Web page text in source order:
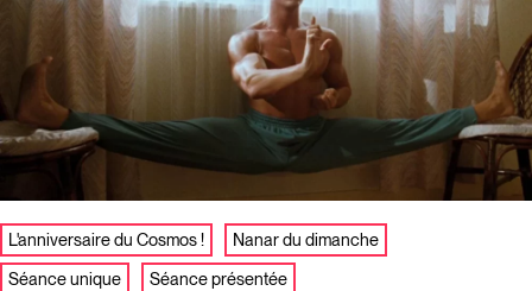
L'anniversaire du Cosmos !
Nanar du dimanche
Séance unique
Séance présentée